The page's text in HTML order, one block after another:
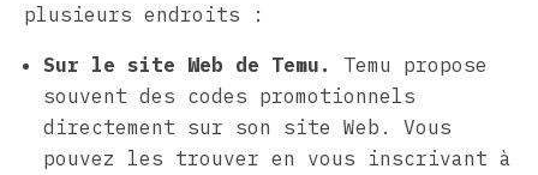
plusieurs endroits :
Sur le site Web de Temu.
Temu propose
souvent des codes promotionnels
directement sur son site Web. Vous
pouvez les trouver en vous inscrivant à